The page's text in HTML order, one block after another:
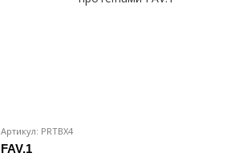
Артикул: PRTBX4
FAV.1